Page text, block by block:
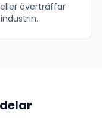
överträffar